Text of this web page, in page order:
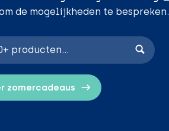
de mogelijkheden te bespreken.
zomercadeaus